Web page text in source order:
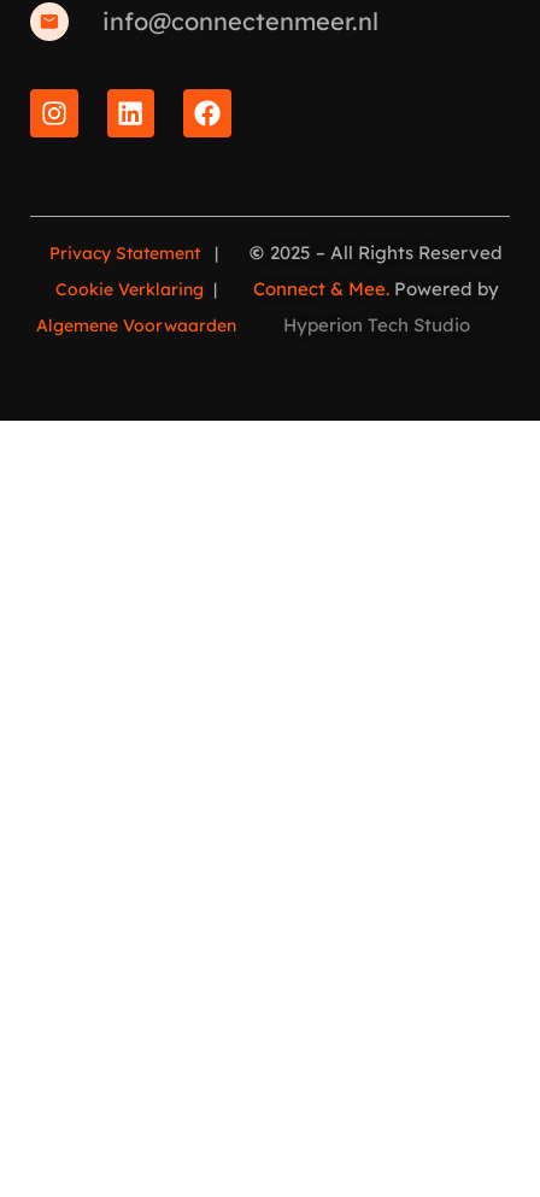
info@connectenmeer.nl
© 2025 – All Rights Reserved
Connect & Mee. Powered by
Hyperion Tech Studio
Privacy Statement |
Cookie Verklaring |
Algemene Voorwaarden